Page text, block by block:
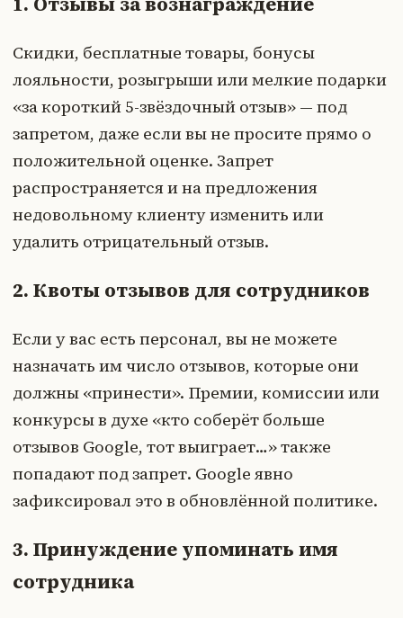
Скидки, бесплатные товары, бонусы
лояльности, розыгрыши или мелкие подарки
«за короткий 5-звёздочный отзыв» — под
запретом, даже если вы не просите прямо о
положительной оценке. Запрет
распространяется и на предложения
недовольному клиенту изменить или
удалить отрицательный отзыв.
2. Квоты отзывов для сотрудников
Если у вас есть персонал, вы не можете
назначать им число отзывов, которые они
должны «принести». Премии, комиссии или
конкурсы в духе «кто соберёт больше
отзывов Google, тот выиграет…» также
попадают под запрет. Google явно
зафиксировал это в обновлённой политике.
3. Принуждение упоминать имя
сотрудника